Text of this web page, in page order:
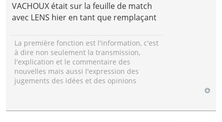
VACHOUX était sur la feuille de match
avec LENS hier en tant que remplaçant
La première fonction est l'information, c'est
à dire non seulement la transmission,
l'explication et le commentaire des
nouvelles mais aussi l'expression des
jugements des idées et des opinions